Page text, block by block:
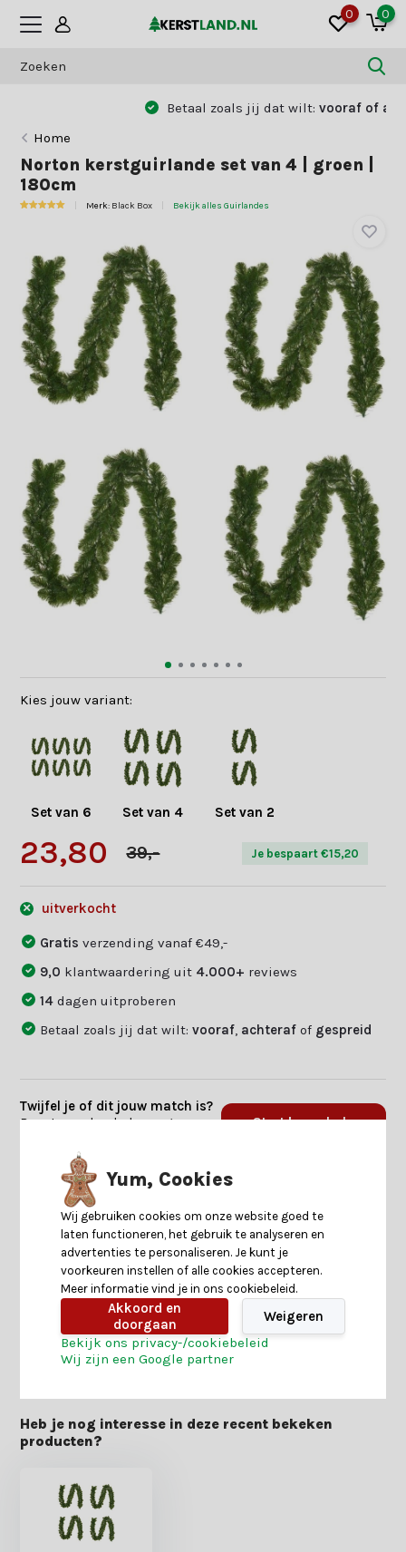
0 0
Betaal zoals jij dat wilt:vooraf of achteraf
Home
Norton kerstguirlande set van 4 | groen |
180cm
Merk: Black Box Bekijk alles Guirlandes
Kies jouw variant:
Set van 6 Set van 4 Set van 2
23,80 39,- Je bespaart €15,20
uitverkocht
Gratisverzending vanaf €49,-
9,0 klantwaardering uit 4.000+ reviews
14dagen uitproberen
Betaal zoals jij dat wilt:vooraf achteraf of gespreid
Twijfel je of dit jouw match is?
Beantwoord enkele vragen en
Start keuzehulp
Productomschrijving
Specificaties
Reviews
Heb je nog interesse in deze recent bekeken
producten?
Yum, Cookies
Wij gebruiken cookies om onze website goed te
laten functioneren, het gebruik te analyseren en
advertenties te personaliseren. Je kunt je
voorkeuren instellen of alle cookies accepteren.
Meer informatie vind je in ons cookiebeleid.
Akkoord en
doorgaan
Weigeren
Bekijk ons privacy-/cookiebeleid
Wij zijn een Google partner